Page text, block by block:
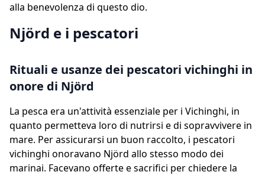
alla benevolenza di questo dio.
Njörd e i pescatori
Rituali e usanze dei pescatori vichinghi in
onore di Njörd
La pesca era un'attività essenziale per i Vichinghi, in
quanto permetteva loro di nutrirsi e di sopravvivere in
mare. Per assicurarsi un buon raccolto, i pescatori
vichinghi onoravano Njörd allo stesso modo dei
marinai. Facevano offerte e sacrifici per chiedere la